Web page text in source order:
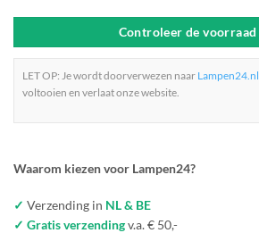
Controleer de voorraad
LET OP: Je wordt doorverwezen naar Lampen24.nl
voltooien en verlaat onze website.
Waarom kiezen voor Lampen24?
✓ Verzending in NL & BE
✓ Gratis verzendingv.a. € 50,-